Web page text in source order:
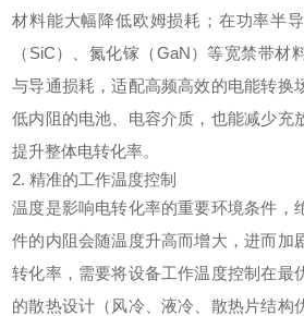
材料能大幅降低欧姆损耗；在功率半
（SiC）、氮化镓（GaN）等宽禁带材
与导通损耗，适配高频高效的电能转换
低内阻的电池、电容介质，也能减少充
提升整体电转化率。
2. 精准的工作温度控制
温度是影响电转化率的重要环境条件，
件的内阻会随温度升高而增大，进而加
转化率，需要将设备工作温度控制在最
的散热设计（风冷、液冷、散热片结构